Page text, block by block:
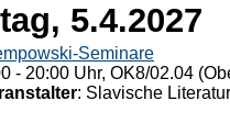
5.4.2027
Seminare
- 20:00 Uhr, OK8/02.04
: Slavische